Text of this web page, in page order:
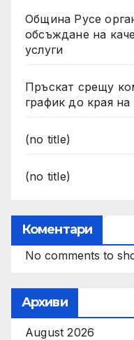
Община Русе
обсъждане на
услуги
Пръскат срещу
график до края на
(no title)
(no title)
Коментари
No comments to
Архиви
August 2026